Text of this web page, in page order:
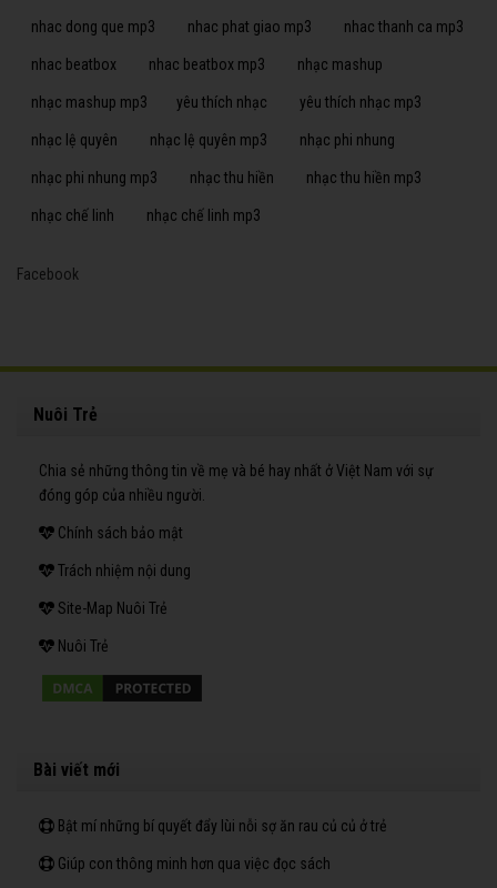
nhac dong que mp3 nhac phat giao mp3 nhac thanh ca mp3
nhac beatbox nhac beatbox mp3 nhạc mashup
nhạc mashup mp3 yêu thích nhạc yêu thích nhạc mp3
nhạc lệ quyên nhạc lệ quyên mp3 nhạc phi nhung
nhạc phi nhung mp3 nhạc thu hiền nhạc thu hiền mp3
nhạc chế linh nhạc chế linh mp3
Facebook
Nuôi Trẻ
Chia sẻ những thông tin về mẹ và bé hay nhất ở Việt Nam với sự
đóng góp của nhiều người.
Chính sách bảo mật
Trách nhiệm nội dung
Site-Map Nuôi Trẻ
Nuôi Trẻ
Bài viết mới
Bật mí những bí quyết đẩy lùi nỗi sợ ăn rau củ củ ở trẻ
Giúp con thông minh hơn qua việc đọc sách